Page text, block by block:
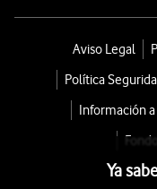
Aviso Legal
Política
Información
Ya